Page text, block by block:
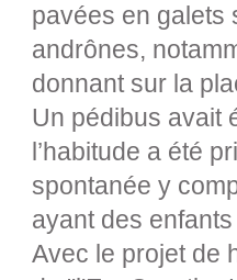
pavées en galets
andrônes,
donnant sur la
Un pédibus avait
l’habitude a été
spontanée y
ayant des
Avec le projet de